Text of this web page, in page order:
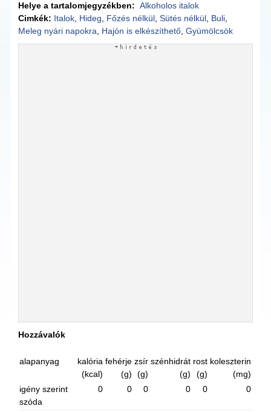
Helye a tartalomjegyzékben: Alkoholos italok
Cimkék: Italok Hideg Főzés nélkül ,Sütés nélkül Buli
Meleg nyári napokra
Hajón is elkészíthető ,Gyümölcsök
Hozzávalók
alapanyag
kalória
(kcal)
fehérje
(g)
zsír
(g)
szénhidrát
(g)
rost
(g)
koleszterin
(mg)
igény szerint
szóda
0 0 0 0 0 0